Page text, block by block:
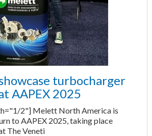
turbocharger
AAPEX 2025
2"] Melett North America is
to AAPEX 2025, taking place
The Veneti